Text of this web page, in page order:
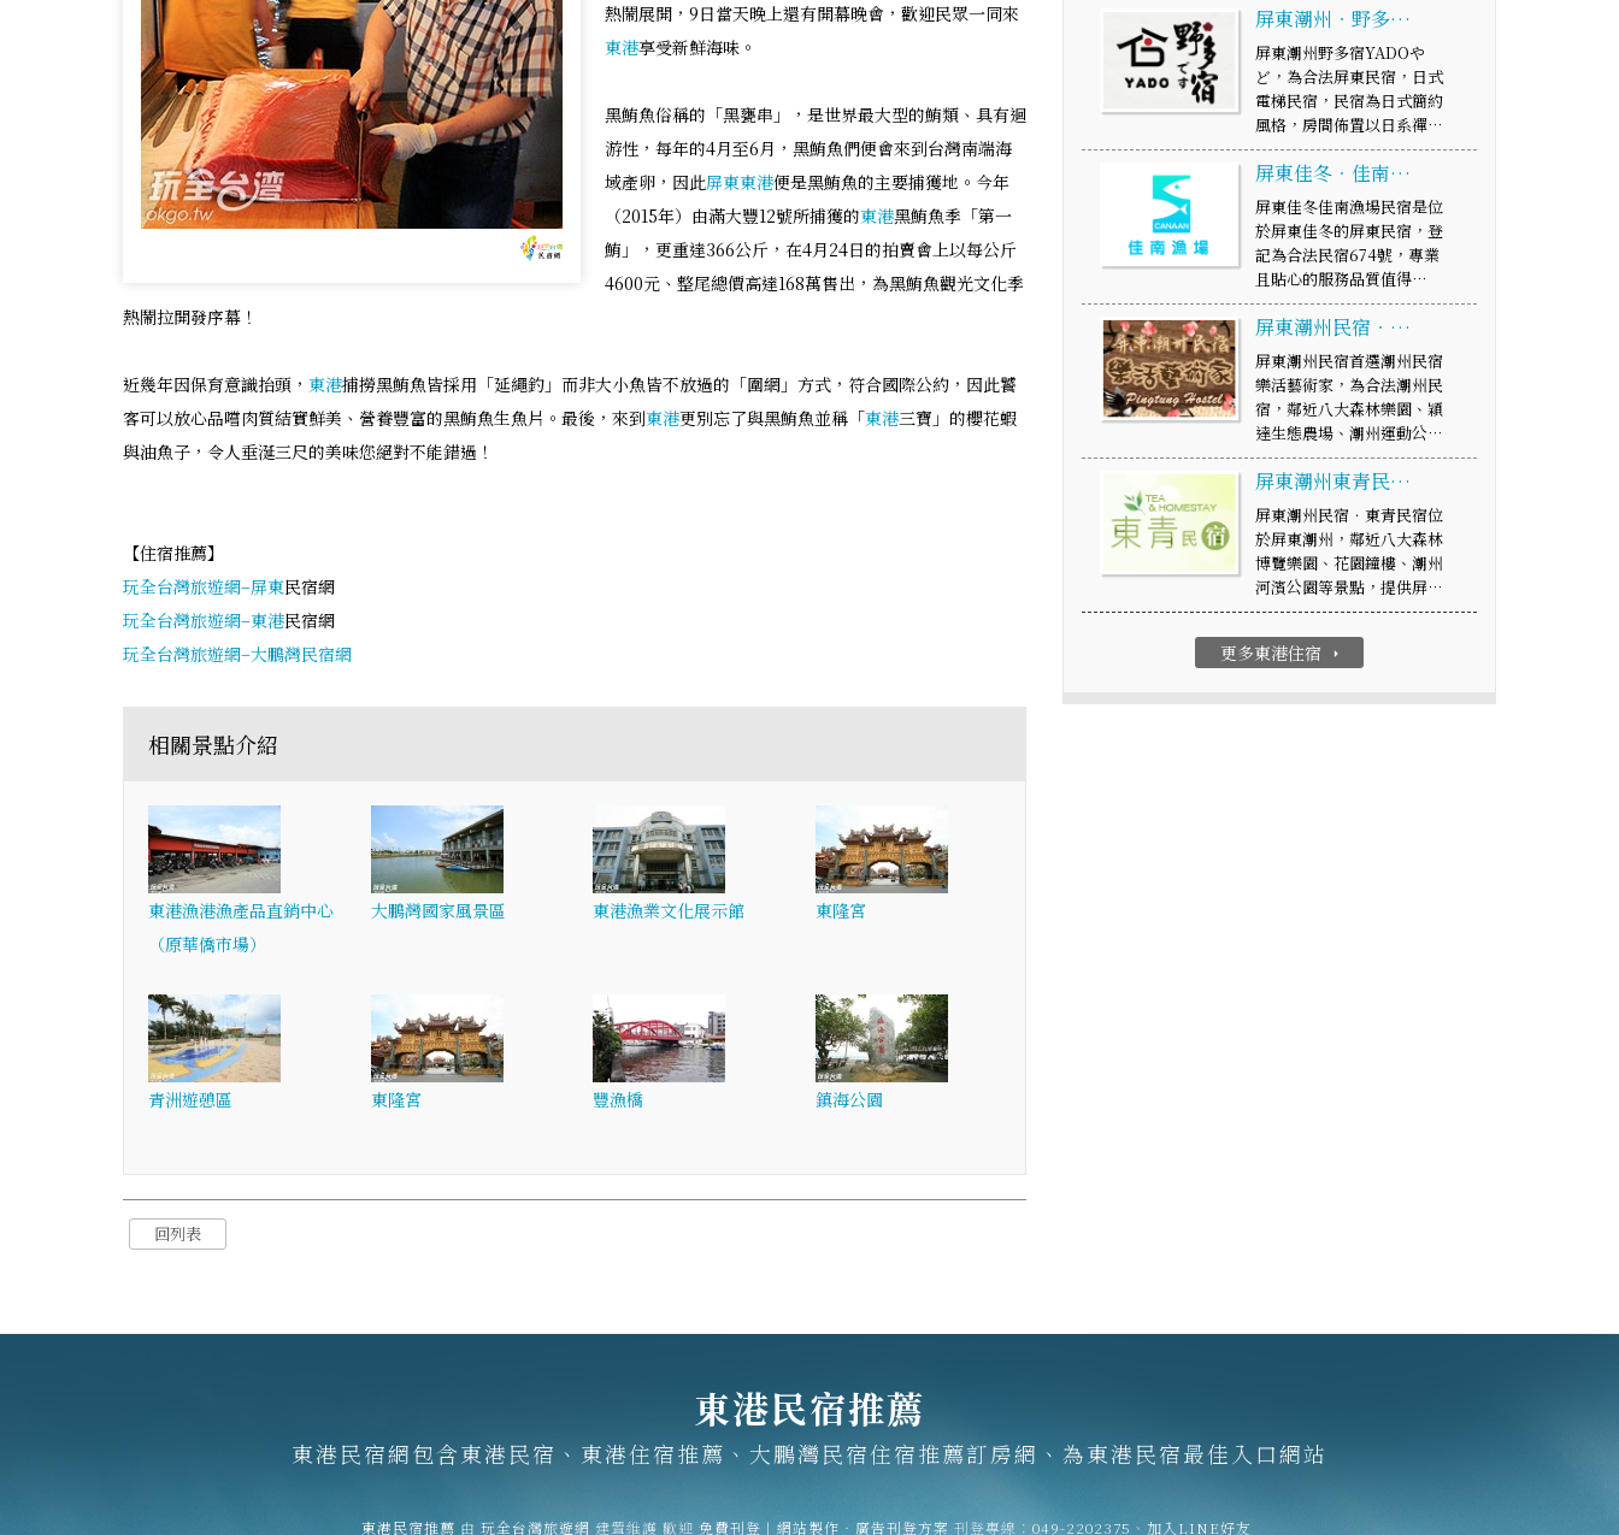
熱鬧展開，9日當天晚上還有開幕晚會，歡迎民眾一同來
東港享受新鮮海味。
黑鮪魚俗稱的「黑甕串」，是世界最大型的鮪類、具有迴
游性，每年的4月至6月，黑鮪魚們便會來到台灣南端海
域產卵，因此屏東東港便是黑鮪魚的主要捕獲地。今年
（2015年）由滿大豐12號所捕獲的東港黑鮪魚季「第一
鮪」，更重達366公斤，在4月24日的拍賣會上以每公斤
4600元、整尾總價高達168萬售出，為黑鮪魚觀光文化季
熱鬧拉開發序幕！
近幾年因保育意識抬頭， 東港捕撈黑鮪魚皆採用「延繩釣」而非大小魚皆不放過的「圍網」方式，符合國際公約，因此饕
客可以放心品嚐肉質結實鮮美、營養豐富的黑鮪魚生魚片。最後，來到東港更別忘了與黑鮪魚並稱「東港三寶」的櫻花蝦
與油魚子，令人垂涎三尺的美味您絕對不能錯過！
【住宿推薦】
玩全台灣旅遊網–屏東民宿網
玩全台灣旅遊網–東港民宿網
玩全台灣旅遊網–大鵬灣民宿網
相關景點介紹
東港漁港漁產品直銷中心
（原華僑市場）
大鵬灣國家風景區 東港漁業文化展示館 東隆宮
青洲遊憩區 東隆宮 豐漁橋 鎮海公園
回列表
屏東潮州‧野多…
屏東潮州野多宿YADOや
ど，為合法屏東民宿，日式
電梯民宿，民宿為日式簡約
風格，房間佈置以日系禪…
屏東佳冬．佳南…
屏東佳冬佳南漁場民宿是位
於屏東佳冬的屏東民宿，登
記為合法民宿674號，專業
且貼心的服務品質值得…
屏東潮州民宿‧…
屏東潮州民宿首選潮州民宿
樂活藝術家，為合法潮州民
宿，鄰近八大森林樂園、穎
達生態農場、潮州運動公…
屏東潮州東青民…
屏東潮州民宿．東青民宿位
於屏東潮州，鄰近八大森林
博覽樂園、花園鐘樓、潮州
河濱公園等景點，提供屏…
更多東港住宿 arrow_right
東港民宿推薦
東港民宿網包含東港民宿、東港住宿推薦、大鵬灣民宿住宿推薦訂房網、為東港民宿最佳入口網站
東港民宿推薦 由 玩全台灣旅遊網 建置維護 歡迎 免費刊登 | 網站製作‧廣告刊登方案 刊登專線： 049-2202375 、 加入LINE好友